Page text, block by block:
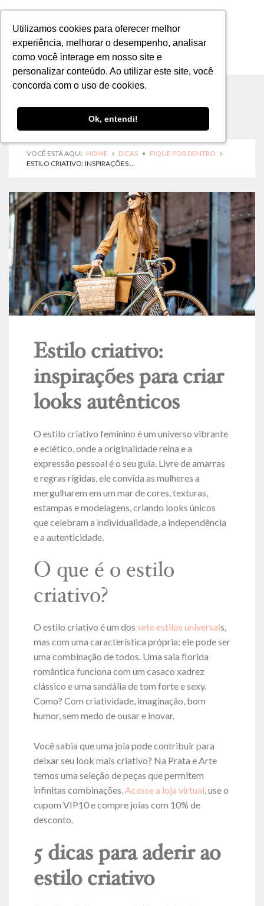
Utilizamos cookies para oferecer melhor
experiência, melhorar o desempenho, analisar
como você interage em nosso site e
personalizar conteúdo. Ao utilizar este site, você
concorda com o uso de cookies.
Ok, entendi!
Utilizamos cookies para oferecer melhor
experiência, melhorar o desempenho, analisar
como você interage em nosso site e
personalizar conteúdo. Ao utilizar este site, você
concorda com o uso de cookies.
Ok, entendi!
MENU
VOCÊ ESTÁ AQUI. HOME DICAS • FIQUE POR DENTRO
ESTILO CRIATIVO: INSPIRAÇÕES ...
Estilo criativo:
inspirações para criar
looks autênticos
O estilo criativo feminino é um universo vibrante
e eclético, onde a originalidade reina e a
expressão pessoal é o seu guia. Livre de amarras
e regras rígidas, ele convida as mulheres a
mergulharem em um mar de cores, texturas,
estampas e modelagens, criando looks únicos
que celebram a individualidade, a independência
e a autenticidade.
O que é o estilo
criativo?
O estilo criativo é um dos sete estilos universais,
mas com uma característica própria: ele pode ser
uma combinação de todos. Uma saia florida
romântica funciona com um casaco xadrez
clássico e uma sandália de tom forte e sexy.
Como? Com criatividade, imaginação, bom
humor, sem medo de ousar e inovar.
Você sabia que uma joia pode contribuir para
deixar seu look mais criativo? Na Prata e Arte
temos uma seleção de peças que permitem
infinitas combinações.Acesse a loja virtual, use o
cupom VIP10 e compre joias com 10% de
desconto.
5 dicas para aderir ao
estilo criativo